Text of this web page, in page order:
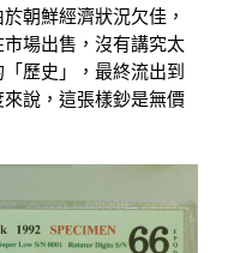
朝鮮經濟狀況欠佳，
場出售，沒有講究太
歷史」，最終流出到
說，這張樣鈔是無價